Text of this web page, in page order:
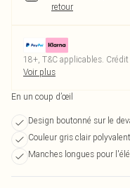
retour
18+, T&C applicables.
Voir plus
En un coup d’œil
Design boutonné sur le
Couleur gris clair
Manches longues pour